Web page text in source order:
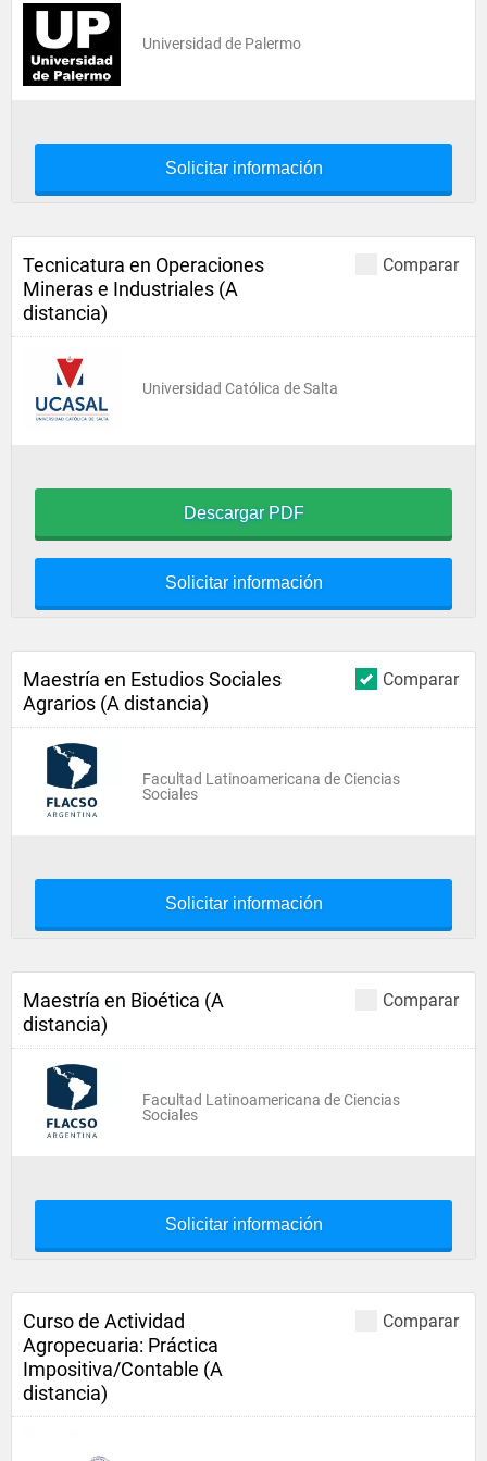
Universidad de Palermo
Solicitar información
Comparar
Tecnicatura en Operaciones
Mineras e Industriales (A
distancia)
Universidad Católica de Salta
Descargar PDF
Solicitar información
Comparar
Maestría en Estudios Sociales
Agrarios (A distancia)
Facultad Latinoamericana de Ciencias
Sociales
Solicitar información
Comparar
Maestría en Bioética (A
distancia)
Facultad Latinoamericana de Ciencias
Sociales
Solicitar información
Comparar
Curso de Actividad
Agropecuaria: Práctica
Impositiva/Contable (A
distancia)